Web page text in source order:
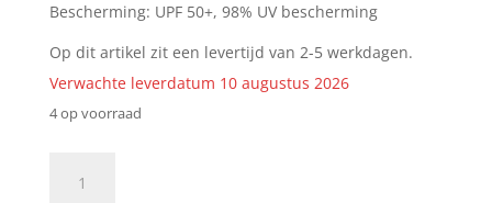
Bescherming: UPF 50+, 98% UV bescherming
Op dit artikel zit een levertijd van 2-5 werkdagen.
Verwachte leverdatum 10 augustus 2026
4 op voorraad